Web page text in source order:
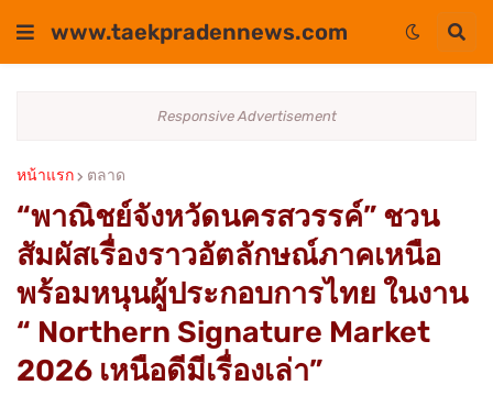
www.taekpradennews.com
Responsive Advertisement
หน้าแรก ตลาด
“พาณิชย์จังหวัดนครสวรรค์” ชวน
สัมผัสเรื่องราวอัตลักษณ์ภาคเหนือ
พร้อมหนุนผู้ประกอบการไทย ในงาน
“ Northern Signature Market
2026 เหนือดีมีเรื่องเล่า”